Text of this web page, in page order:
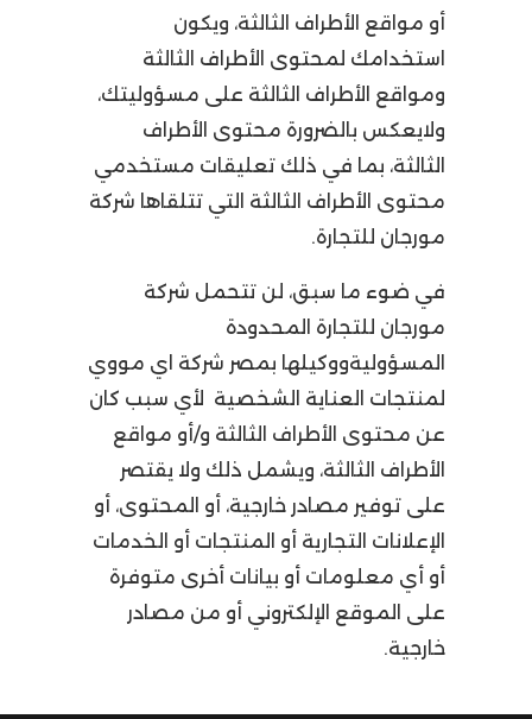
أو مواقع الأطراف الثالثة، ويكون
استخدامك لمحتوى الأطراف الثالثة
ومواقع الأطراف الثالثة على مسؤوليتك،
ولايعكس بالضرورة محتوى الأطراف
الثالثة، بما في ذلك تعليقات مستخدمي
محتوى الأطراف الثالثة التي تتلقاها شركة
مورجان للتجارة.
في ضوء ما سبق، لن تتحمل شركة
مورجان للتجارة المحدودة
المسؤوليةووكيلها بمصر شركة اي مووي
لمنتجات العناية الشخصية لأي سبب كان
عن محتوى الأطراف الثالثة و/أو مواقع
الأطراف الثالثة، ويشمل ذلك ولا يقتصر
على توفير مصادر خارجية، أو المحتوى، أو
الإعلانات التجارية أو المنتجات أو الخدمات
أو أي معلومات أو بيانات أخرى متوفرة
على الموقع الإلكتروني أو من مصادر
خارجية.